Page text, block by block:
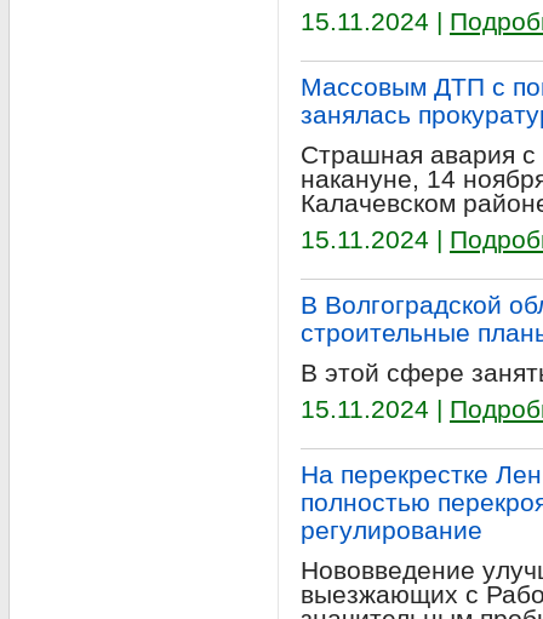
15.11.2024 |
Массовым ДТП с
занялась
Страшная авария
накануне, 14
Калачевском
15.11.2024 |
В Волгоградской
строительные
В этой сфере
15.11.2024 |
На перекрестке
полностью
регулирование
Нововведение
выезжающих с